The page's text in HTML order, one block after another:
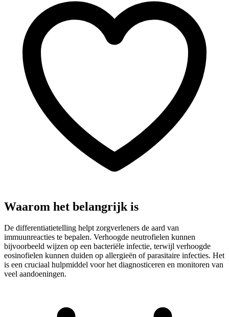
Waarom het belangrijk is
De differentiatietelling helpt zorgverleners de aard van
immuunreacties te bepalen. Verhoogde neutrofielen kunnen
bijvoorbeeld wijzen op een bacteriële infectie, terwijl verhoogde
eosinofielen kunnen duiden op allergieën of parasitaire infecties. Het
is een cruciaal hulpmiddel voor het diagnosticeren en monitoren van
veel aandoeningen.